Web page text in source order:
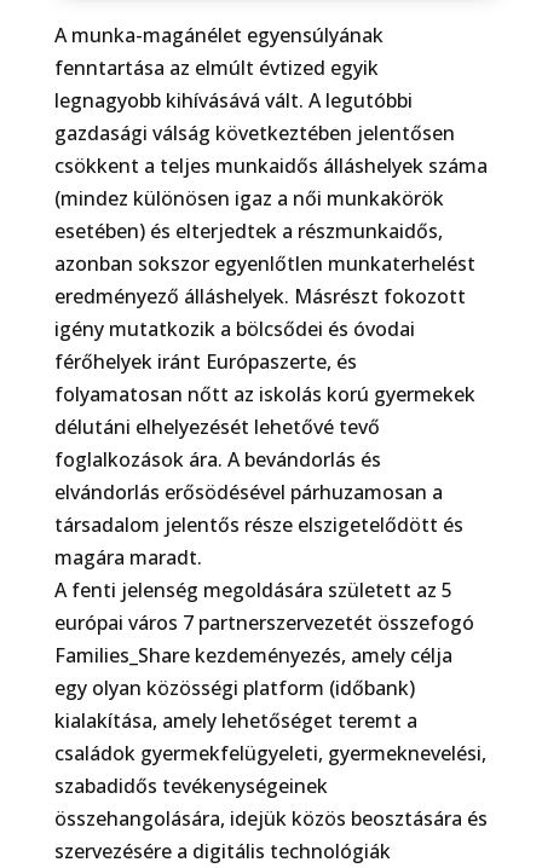
A munka-magánélet egyensúlyának
fenntartása az elmúlt évtized egyik
legnagyobb kihívásává vált. A legutóbbi
gazdasági válság következtében jelentősen
csökkent a teljes munkaidős álláshelyek száma
(mindez különösen igaz a női munkakörök
esetében) és elterjedtek a részmunkaidős,
azonban sokszor egyenlőtlen munkaterhelést
eredményező álláshelyek. Másrészt fokozott
igény mutatkozik a bölcsődei és óvodai
férőhelyek iránt Európaszerte, és
folyamatosan nőtt az iskolás korú gyermekek
délutáni elhelyezését lehetővé tevő
foglalkozások ára. A bevándorlás és
elvándorlás erősödésével párhuzamosan a
társadalom jelentős része elszigetelődött és
magára maradt.
A fenti jelenség megoldására született az 5
európai város 7 partnerszervezetét összefogó
Families_Share kezdeményezés, amely célja
egy olyan közösségi platform (időbank)
kialakítása, amely lehetőséget teremt a
családok gyermekfelügyeleti, gyermeknevelési,
szabadidős tevékenységeinek
összehangolására, idejük közös beosztására és
szervezésére a digitális technológiák